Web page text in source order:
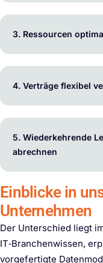
3. Ressourcen
4. Verträge flexibel
5. Wiederkehrende
abrechnen
Einblicke in
Unternehmen
Der Unterschied liegt
IT‑Branchenwissen,
vorgefertigte